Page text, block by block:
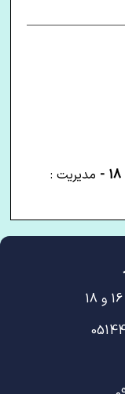
مدیریت :